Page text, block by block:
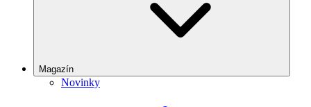
Magazín
Novinky